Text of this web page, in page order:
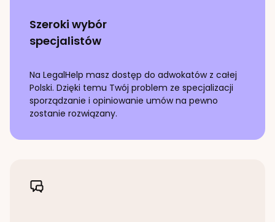
Szeroki wybór
specjalistów
Na LegalHelp masz dostęp do adwokatów z całej
Polski. Dzięki temu Twój problem ze specjalizacji
sporządzanie i opiniowanie umówna pewno
zostanie rozwiązany.